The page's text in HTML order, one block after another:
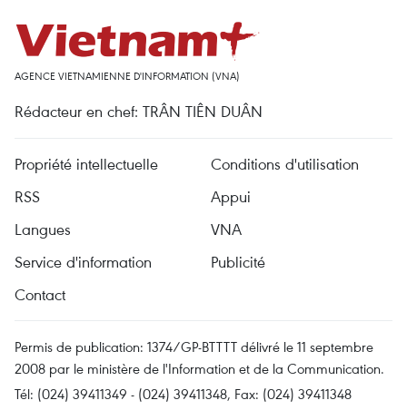
AGENCE VIETNAMIENNE D'INFORMATION (VNA)
Rédacteur en chef: TRÂN TIÊN DUÂN
Propriété intellectuelle
Conditions d'utilisation
RSS
Appui
Langues
VNA
Service d'information
Publicité
Contact
Permis de publication: 1374/GP-BTTTT délivré le 11 septembre
2008 par le ministère de l'Information et de la Communication.
Tél: (024) 39411349 - (024) 39411348, Fax: (024) 39411348